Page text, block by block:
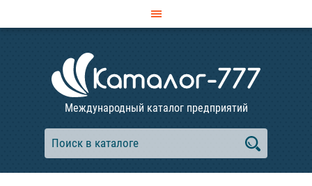
Международный каталог предприятий